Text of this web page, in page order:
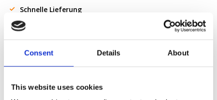
Consent Details About
This website uses cookies
Schnelle Lieferung
3D-CAD-Modelle
Engineering-Dienstleistung
Estimated time:
2 Wochen Lieferzeit (ohne Eilservice).
Benötigen Sie es schneller? Lass uns wissen!
OE-Teil anfordern